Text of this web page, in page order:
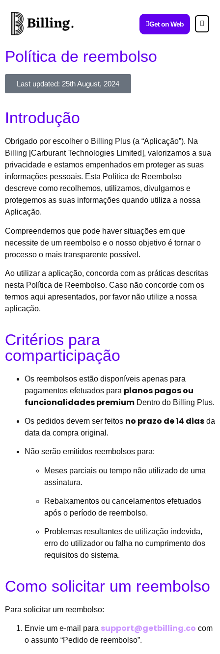
Get on Web
Política de reembolso
Last updated: 25th August, 2024
Introdução
Obrigado por escolher o Billing Plus (a “Aplicação”). Na
Billing [Carburant Technologies Limited], valorizamos a sua
privacidade e estamos empenhados em proteger as suas
informações pessoais. Esta Política de Reembolso
descreve como recolhemos, utilizamos, divulgamos e
protegemos as suas informações quando utiliza a nossa
Aplicação.
Compreendemos que pode haver situações em que
necessite de um reembolso e o nosso objetivo é tornar o
processo o mais transparente possível.
Ao utilizar a aplicação, concorda com as práticas descritas
nesta Política de Reembolso. Caso não concorde com os
termos aqui apresentados, por favor não utilize a nossa
aplicação.
Critérios para
comparticipação
Os reembolsos estão disponíveis apenas para
pagamentos efetuados para planos pagos ou
funcionalidades premium Dentro do Billing Plus.
Os pedidos devem ser feitos no prazo de 14 dias da
data da compra original.
Não serão emitidos reembolsos para:
Meses parciais ou tempo não utilizado de uma
assinatura.
Rebaixamentos ou cancelamentos efetuados
após o período de reembolso.
Problemas resultantes de utilização indevida,
erro do utilizador ou falha no cumprimento dos
requisitos do sistema.
Como solicitar um reembolso
Para solicitar um reembolso:
Envie um e-mail para support@getbilling.co com
o assunto “Pedido de reembolso”.